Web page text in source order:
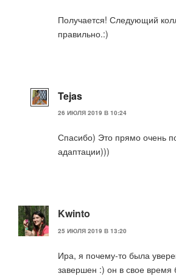
Получается! Следующий
правильно.:)
Tejas
26 ИЮЛЯ 2019 В 10:24
Спасибо) Это прямо очень
адаптации)))
Kwinto
25 ИЮЛЯ 2019 В 13:20
Ира, я почему-то была
завершен :) он в свое время